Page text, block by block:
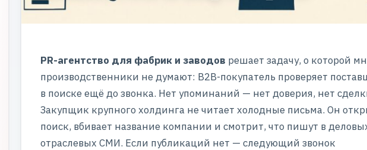
PR-агентство для фабрик и заводов решает задачу, о которой
производственники не думают: B2B-покупатель проверяет
в поиске ещё до звонка. Нет упоминаний — нет доверия, нет
Закупщик крупного холдинга не читает холодные письма. Он
поиск, вбивает название компании и смотрит, что пишут в
отраслевых СМИ. Если публикаций нет — следующий звонок